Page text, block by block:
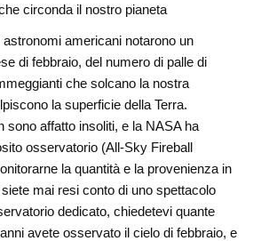
circonda il nostro pianeta
americani notarono un
di febbraio, del numero di palle di
che solcano la nostra
la superficie della Terra.
sono affatto insoliti, e la NASA ha
osservatorio (All-Sky Fireball
la quantità e la provenienza in
mai resi conto di uno spettacolo
dedicato, chiedetevi quante
avete osservato il cielo di febbraio, e